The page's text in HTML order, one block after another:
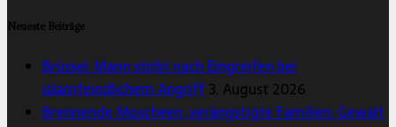
Neueste Beiträge
Brüssel: Mann stirbt nach Eingreifen bei
islamfeindlichem Angriff3. August 2026
Brennende Moscheen, verängstigte Familien: Gewalt